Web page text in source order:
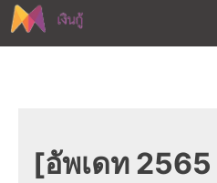
Skip
to
เงินสด และมี
[อัพเดท